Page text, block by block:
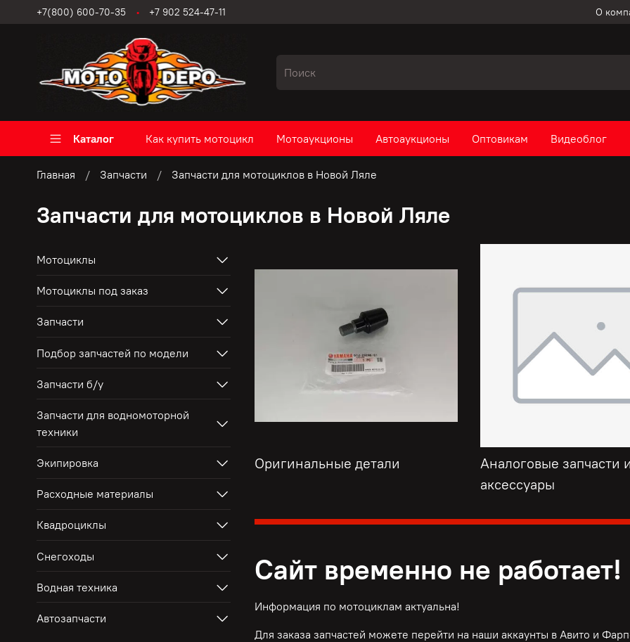
О
+7(800) 600-70-35 +7 902 524-47-11
Каталог Как купить мотоцикл Мотоаукционы Автоаукционы Оптовикам Видеоблог
Главная Запчасти Запчасти для мотоциклов в Новой Ляле
Запчасти для мотоциклов в Новой Ляле
Оригинальные детали
Аналоговые запчасти
аксессуары
Сайт временно не работает!
Информация по мотоциклам актуальна!
Для заказа запчастей можете перейти на наши аккаунты в Авито и
Мотоциклы
Мотоциклы под заказ
Запчасти
Подбор запчастей по модели
Запчасти б/у
Запчасти для водномоторной
техники
Экипировка
Расходные материалы
Квадроциклы
Снегоходы
Водная техника
Автозапчасти